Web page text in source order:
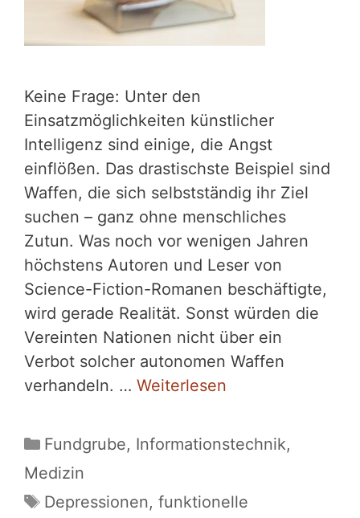
Keine Frage: Unter den
Einsatzmöglichkeiten künstlicher
Intelligenz sind einige, die Angst
einflößen. Das drastischste Beispiel sind
Waffen, die sich selbstständig ihr Ziel
suchen – ganz ohne menschliches
Zutun. Was noch vor wenigen Jahren
höchstens Autoren und Leser von
Science-Fiction-Romanen beschäftigte,
wird gerade Realität. Sonst würden die
Vereinten Nationen nicht über ein
Verbot solcher autonomen Waffen
verhandeln. … Weiterlesen
Kategorien
Fundgrube, Informationstechnik,
Medizin
Schlagwörter
Depressionen, funktionelle